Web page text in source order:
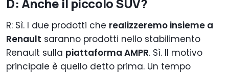
R: Sì. I due prodotti che realizzeremo insieme a
Renault saranno prodotti nello stabilimento
Renault sulla piattaforma AMPR. Sì. Il motivo
principale è quello detto prima. Un tempo